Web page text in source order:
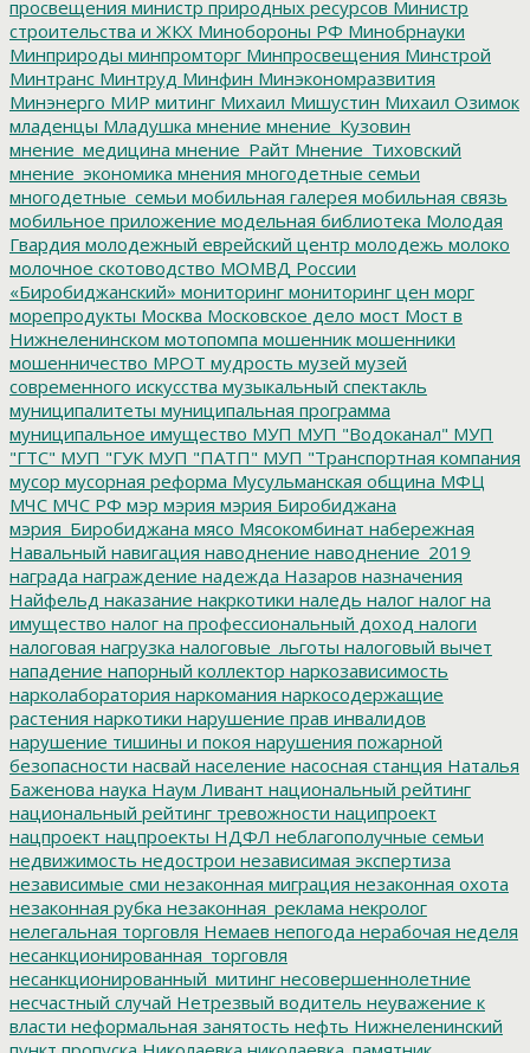
просвещения министр природных ресурсов Министр
строительства и ЖКХ Минобороны РФ Минобрнауки
Минприроды минпромторг Минпросвещения Минстрой
Минтранс Минтруд Минфин Минэкономразвития
Минэнерго МИР митинг Михаил Мишустин Михаил Озимок
младенцы Младушка мнение мнение_Кузовин
мнение_медицина мнение_Райт Мнение_Тиховский
мнение_экономика мнения многодетные семьи
многодетные_семьи мобильная галерея мобильная связь
мобильное приложение модельная библиотека Молодая
Гвардия молодежный еврейский центр молодежь молоко
молочное скотоводство МОМВД России
«Биробиджанский» мониторинг мониторинг цен морг
морепродукты Москва Московское дело мост Мост в
Нижнеленинском мотопомпа мошенник мошенники
мошенничество МРОТ мудрость музей музей
современного искусства музыкальный спектакль
муниципалитеты муниципальная программа
муниципальное имущество МУП МУП "Водоканал" МУП
"ГТС" МУП "ГУК МУП "ПАТП" МУП "Транспортная компания
мусор мусорная реформа Мусульманская община МФЦ
МЧС МЧС РФ мэр мэрия мэрия Биробиджана
мэрия_Биробиджана мясо Мясокомбинат набережная
Навальный навигация наводнение наводнение_2019
награда награждение надежда Назаров назначения
Найфельд наказание накркотики наледь налог налог на
имущество налог на профессиональный доход налоги
налоговая нагрузка налоговые_льготы налоговый вычет
нападение напорный коллектор наркозависимость
нарколаборатория наркомания наркосодержащие
растения наркотики нарушение прав инвалидов
нарушение тишины и покоя нарушения пожарной
безопасности насвай население насосная станция Наталья
Баженова наука Наум Ливант национальный рейтинг
национальный рейтинг тревожности наципроект
нацпроект нацпроекты НДФЛ неблагополучные семьи
недвижимость недострои независимая экспертиза
независимые сми незаконная миграция незаконная охота
незаконная рубка незаконная_реклама некролог
нелегальная торговля Немаев непогода нерабочая неделя
несанкционированная_торговля
несанкционированный_митинг несовершеннолетние
несчастный случай Нетрезвый водитель неуважение к
власти неформальная занятость нефть Нижнеленинский